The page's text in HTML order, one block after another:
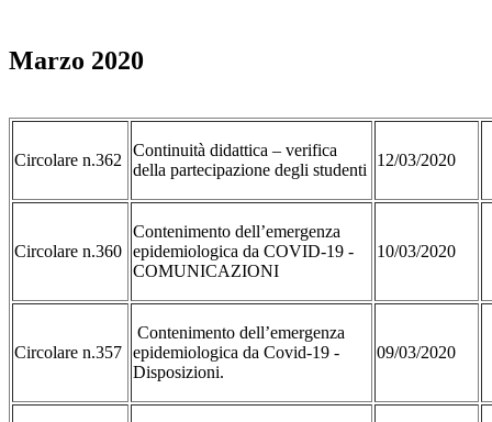
Marzo 2020
Circolare n.362
Continuità didattica – verifica
della partecipazione degli studenti
12/03/2020
Circolare n.360
Contenimento dell’emergenza
epidemiologica da COVID-19 -
COMUNICAZIONI
10/03/2020
Circolare n.357
Contenimento dell’emergenza
epidemiologica da Covid-19 -
Disposizioni.
09/03/2020